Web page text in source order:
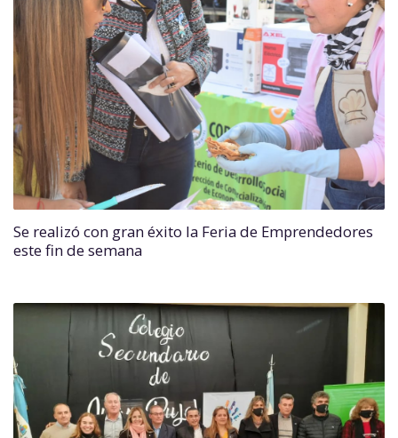
Se realizó con gran éxito la Feria de Emprendedores
este fin de semana